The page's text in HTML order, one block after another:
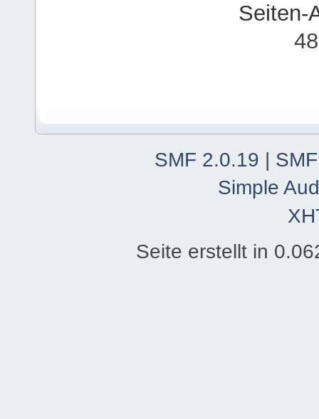
Seiten-
SMF 2.0.19 |
Simple
Seite erstellt in